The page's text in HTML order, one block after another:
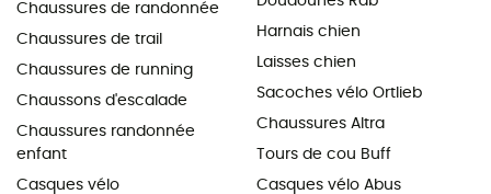
Chaussures de randonnée
Chaussures de trail
Chaussures de running
Chaussons d'escalade
Chaussures randonnée
enfant
Casques vélo
Harnais chien
Laisses chien
Sacoches vélo Ortlieb
Chaussures Altra
Tours de cou Buff
Casques vélo Abus